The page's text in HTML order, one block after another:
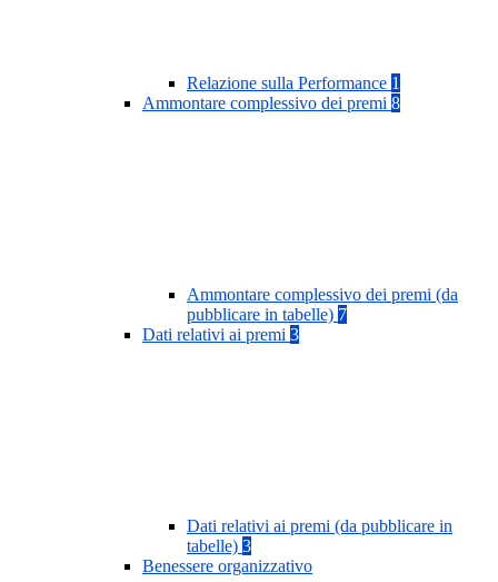
Relazione sulla Performance 1
Ammontare complessivo dei premi 8
Ammontare complessivo dei premi (da
pubblicare in tabelle) 7
Dati relativi ai premi 3
Dati relativi ai premi (da pubblicare in
tabelle) 3
Benessere organizzativo